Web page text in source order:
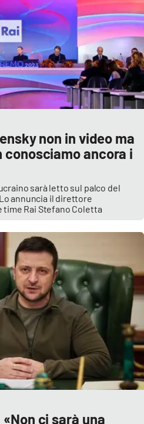
non in video ma
conosciamo ancora i
sarà letto sul palco del
annuncia il direttore
Rai Stefano Coletta
ci sarà una